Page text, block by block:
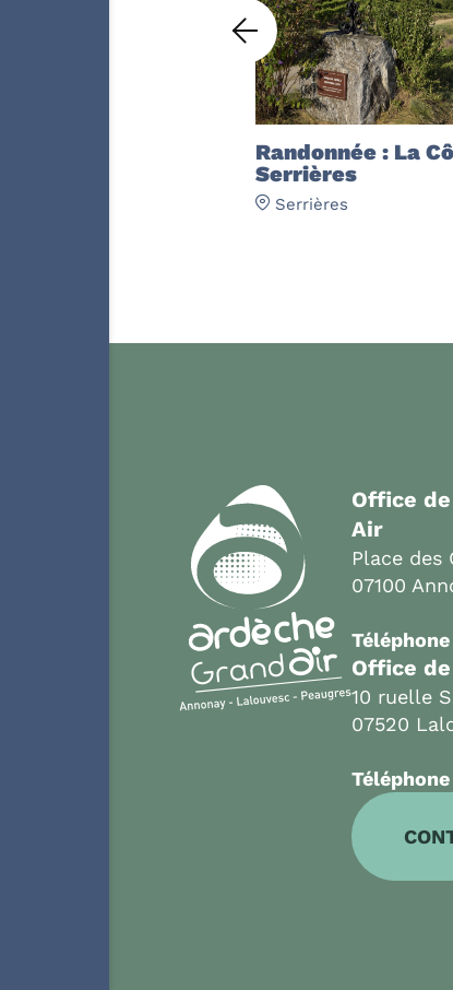
Randonnée : La
Serrières
Serrières
Office
Air
Place des
07100
Téléphone
Office de
10 ruelle
07520
Téléphone